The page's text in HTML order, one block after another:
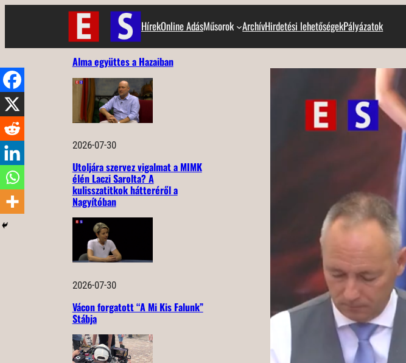
HírekOnline AdásMűsorok ArchívHirdetési lehetőségekPályázatok
Alma együttes a Hazaiban
2026-07-30
Utoljára szervez vigalmat a MIMK
élén Laczi Sarolta? A
kulisszatitkok hátteréről a
Nagyítóban
2026-07-30
Vácon forgatott “A Mi Kis Falunk”
Stábja